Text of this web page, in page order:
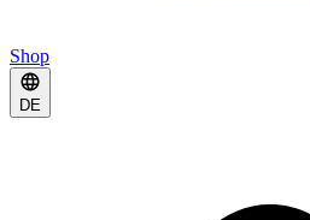
Shop
DE